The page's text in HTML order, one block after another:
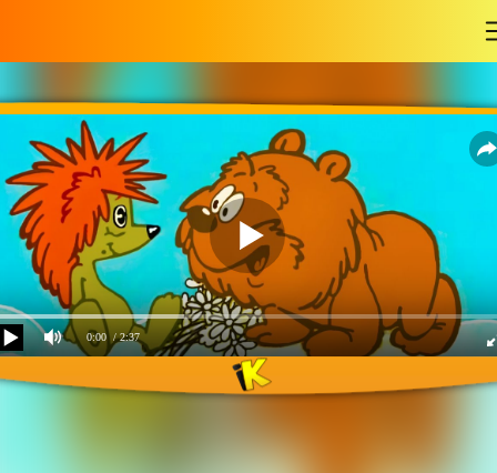
0:00 / 2:37
Облака